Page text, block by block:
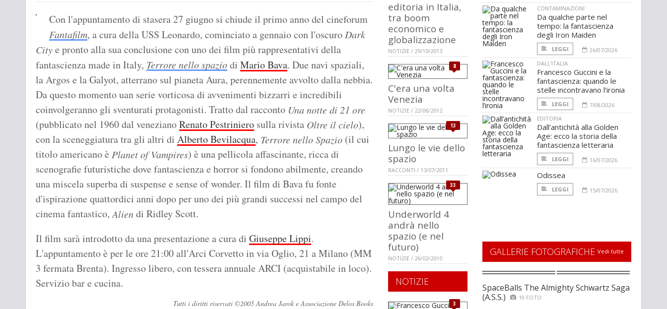
Con l'appuntamento di stasera 27 giugno si chiude il primo anno del cineforum
Fantafilm, a cura della USS Leonardo, cominciato a gennaio con l'oscuroDark
Citye pronto alla sua conclusione con uno dei film più rappresentativi della
fantascienza made in Italy, Terrore nello spaziodi Mario Bava. Due navi spaziali,
la Argos e la Galyot, atterrano sul pianeta Aura, perennemente avvolto dalla nebbia.
Da questo momento uan serie vorticosa di avvenimenti bizzarri e incredibili
coinvolgeranno gli sventurati protagonisti. Tratto dal racconto Una notte di 21 ore
(pubblicato nel 1960 dal venezianoRenato Pestriniero sulla rivista Oltre il cielo),
con la sceneggiatura tra gli altri di Alberto Bevilacqua, Terrore nello Spazio (il cui
titolo americano è Planet of Vampires) è una pellicola affascinante, ricca di
scenografie futuristiche dove fantascienza e horror si fondono abilmente, creando
una miscela superba di suspense e sense of wonder. Il film di Bava fu fonte
d'ispirazione quattordici anni dopo per uno dei più grandi successi nel campo del
cinema fantastico, Aliendi Ridley Scott.
Il film sarà introdotto da una presentazione a cura di Giuseppe Lippi.
L'appuntamento è per le ore 21:00 all'Arci Corvetto in via Oglio, 21 a Milano (MM
3 fermata Brenta). Ingresso libero, con tessera annuale ARCI (acquistabile in loco).
Servizio bar e cucina.
Tutti i diritti riservati ©2005 Andrea Jarok e Associazione Delos Books
editoria in Italia,
tra boom
economico e
globalizzazione
NOTIZIE / 29/10/2013
8
C'era una volta
Venezia
NOTIZIE / 22/06/2012
13
Lungo le vie dello
spazio
RACCONTI / 13/07/2011
33
Underworld 4
andrà nello
spazio (e nel
futuro)
NOTIZIE / 26/02/2010
NOTIZIE
3
CONTAMINAZIONI
Da qualche parte nel
tempo: la fantascienza
degli Iron Maiden
LEGGI
26/07/2026
DALL'ITALIA
Francesco Guccini e la
fantascienza: quando le
stelle incontravano l’ironia
LEGGI
7/08/2026
EDITORIA
Dall’antichità alla Golden
Age: ecco la storia della
fantascienza letteraria
LEGGI 16/07/2026
Odissea
LEGGI 15/07/2026
GALLERIE FOTOGRAFICHE Vedi tutte
SpaceBalls The Almighty Schwartz Saga
(A.S.S.)
10 FOTO